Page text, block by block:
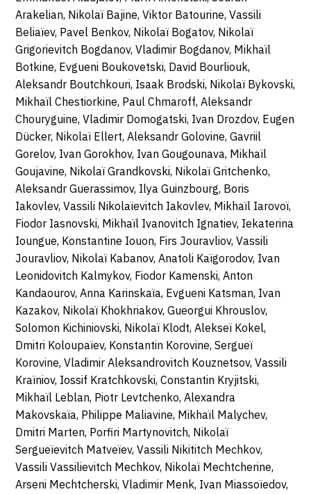
Arakelian, Nikolaï Bajine, Viktor Batourine, Vassili
Beliaïev, Pavel Benkov, Nikolaï Bogatov, Nikolaï
Grigorievitch Bogdanov, Vladimir Bogdanov, Mikhaïl
Botkine, Evgueni Boukovetski, David Bourliouk,
Aleksandr Boutchkouri, Isaak Brodski, Nikolaï Bykovski,
Mikhaïl Chestiorkine, Paul Chmaroff, Aleksandr
Chouryguine, Vladimir Domogatski, Ivan Drozdov, Eugen
Dücker, Nikolaï Ellert, Aleksandr Golovine, Gavriil
Gorelov, Ivan Gorokhov, Ivan Gougounava, Mikhaïl
Goujavine, Nikolaï Grandkovski, Nikolaï Gritchenko,
Aleksandr Guerassimov, Ilya Guinzbourg, Boris
Iakovlev, Vassili Nikolaïevitch Iakovlev, Mikhaïl Iarovoï,
Fiodor Iasnovski, Mikhaïl Ivanovitch Ignatiev, Iekaterina
Ioungue, Konstantine Iouon, Firs Jouravliov, Vassili
Jouravliov, Nikolaï Kabanov, Anatoli Kaïgorodov, Ivan
Leonidovitch Kalmykov, Fiodor Kamenski, Anton
Kandaourov, Anna Karinskaïa, Evgueni Katsman, Ivan
Kazakov, Nikolaï Khokhriakov, Gueorgui Khrouslov,
Solomon Kichiniovski, Nikolaï Klodt, Alekseï Kokel,
Dmitri Koloupaïev, Konstantin Korovine, Sergueï
Korovine, Vladimir Aleksandrovitch Kouznetsov, Vassili
Kraïniov, Iossif Kratchkovski, Constantin Kryjitski,
Mikhaïl Leblan, Piotr Levtchenko, Alexandra
Makovskaïa, Philippe Maliavine, Mikhaïl Malychev,
Dmitri Marten, Porfiri Martynovitch, Nikolaï
Sergueïevitch Matveïev, Vassili Nikititch Mechkov,
Vassili Vassilievitch Mechkov, Nikolaï Mechtcherine,
Arseni Mechtcherski, Vladimir Menk, Ivan Miassoïedov,